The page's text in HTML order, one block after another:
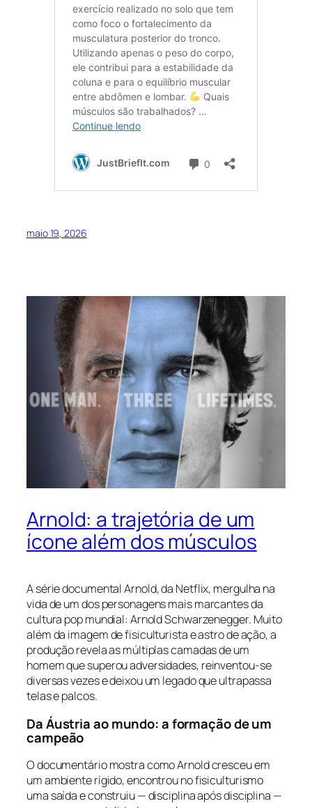
maio 19, 2026
Arnold: a trajetória de um
ícone além dos músculos
A série documentalArnold, da Netflix, mergulha na
vida de um dos personagens mais marcantes da
cultura pop mundial: Arnold Schwarzenegger. Muito
além da imagem de fisiculturista e astro de ação, a
produção revela as múltiplas camadas de um
homem que superou adversidades, reinventou-se
diversas vezes e deixou um legado que ultrapassa
telas e palcos.
Da Áustria ao mundo: a formação de um
campeão
O documentário mostra como Arnold cresceu em
um ambiente rígido, encontrou no fisiculturismo
uma saída e construiu — disciplina após disciplina —